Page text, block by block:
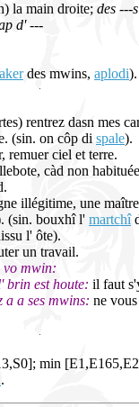
la main droite; des ---
d' ---
des mwins, aplodi).
rentrez dasn mes
(sin. on côp di spale).
remuer ciel et terre.
càd non
illégitime, une
(sin. bouxhî l' martchî
l' ôte).
un travail.
vo mwin:
brin est houte: il faut
a a ses mwins: ne
min
.